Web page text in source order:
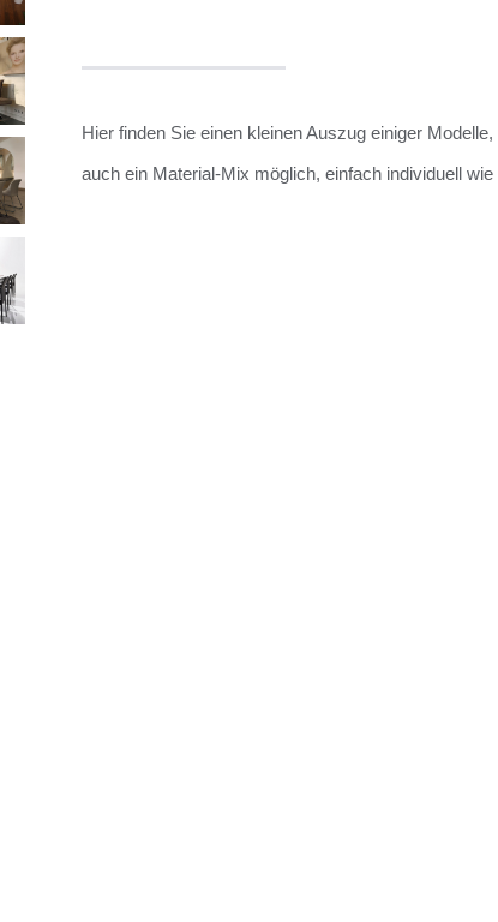
Hier finden Sie einen kleinen Auszug einiger
auch ein Material-Mix möglich, einfach individuell wie